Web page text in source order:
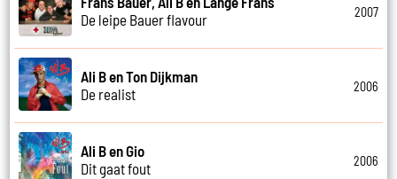
De leipe Bauer flavour
2007
Ali B en Ton Dijkman
De realist
2006
Ali B en Gio
Dit gaat fout
2006